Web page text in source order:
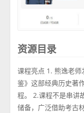
资源目录
课程亮点 1. 熊逸老
鉴》这部经典历史著
程。 2.课程不是串讲
储备，广泛借助考古